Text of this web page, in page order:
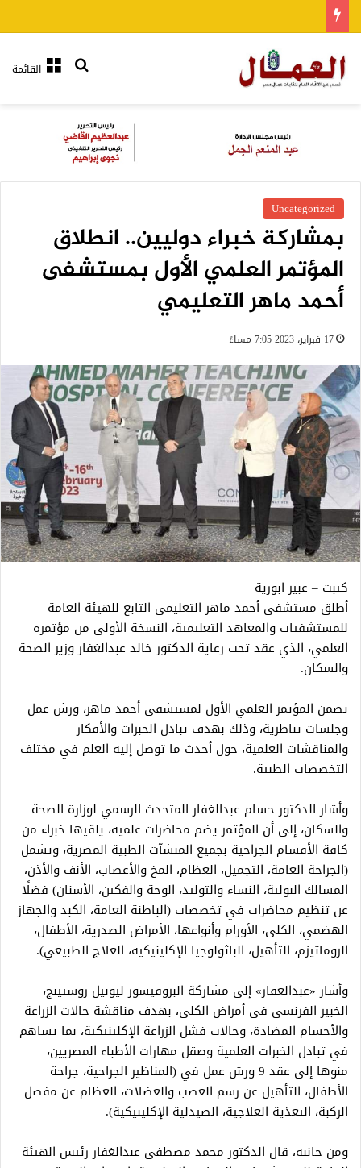
القائمةبحث عن
Uncategorized
بمشاركة خبراء دوليين.. انطلاق
المؤتمر العلمي الأول بمستشفى
أحمد ماهر التعليمي
17 فبراير، 2023 7:05 مساءً
كتبت – عبير ابورية
أطلق مستشفى أحمد ماهر التعليمي التابع للهيئة العامة
للمستشفيات والمعاهد التعليمية، النسخة الأولى من مؤتمره
العلمي، الذي عقد تحت رعاية الدكتور خالد عبدالغفار وزير الصحة
والسكان.
تضمن المؤتمر العلمي الأول لمستشفى أحمد ماهر، ورش عمل
وجلسات تناظرية، وذلك بهدف تبادل الخبرات والأفكار
والمناقشات العلمية، حول أحدث ما توصل إليه العلم في مختلف
التخصصات الطبية.
وأشار الدكتور حسام عبدالغفار المتحدث الرسمي لوزارة الصحة
والسكان، إلى أن المؤتمر يضم محاضرات علمية، يلقيها خبراء من
كافة الأقسام الجراحية بجميع المنشآت الطبية المصرية، وتشمل
(الجراحة العامة، التجميل، العظام، المخ والأعصاب، الأنف والأذن،
المسالك البولية، النساء والتوليد، الوجة والفكين، الأسنان) فضلًا
عن تنظيم محاضرات في تخصصات (الباطنة العامة، الكبد والجهاز
الهضمي، الكلى، الأورام وأنواعها، الأمراض الصدرية، الأطفال،
الروماتيزم، التأهيل، الباثولوجيا الإكلينيكية، العلاج الطبيعي).
وأشار «عبدالغفار» إلى مشاركة البروفيسور ليونيل روستينج،
الخبير الفرنسي في أمراض الكلى، بهدف مناقشة حالات الزراعة
والأجسام المضادة، وحالات فشل الزراعة الإكلينيكية، بما يساهم
في تبادل الخبرات العلمية وصقل مهارات الأطباء المصريين،
منوها إلى عقد 9 ورش عمل في (المناظير الجراحية، جراحة
الأطفال، التأهيل عن رسم العصب والعضلات، العظام عن مفصل
الركبة، التغذية العلاجية، الصيدلية الإكلينيكية).
ومن جانبه، قال الدكتور محمد مصطفى عبدالغفار رئيس الهيئة